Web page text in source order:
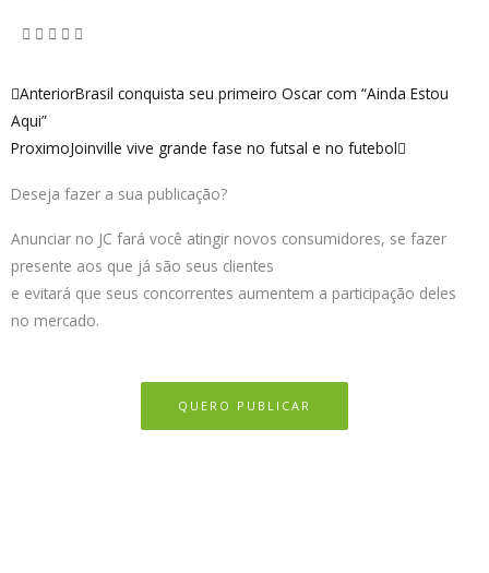
Anterior
AnteriorBrasil conquista seu primeiro Oscar com “Ainda Estou
Aqui”
ProximoJoinville vive grande fase no futsal e no futebol
Próximo
Deseja fazer a sua publicação?
Anunciar no JC fará você atingir novos consumidores, se fazer
presente aos que já são seus clientes
e evitará que seus concorrentes aumentem a participação deles
no mercado.
QUERO PUBLICAR